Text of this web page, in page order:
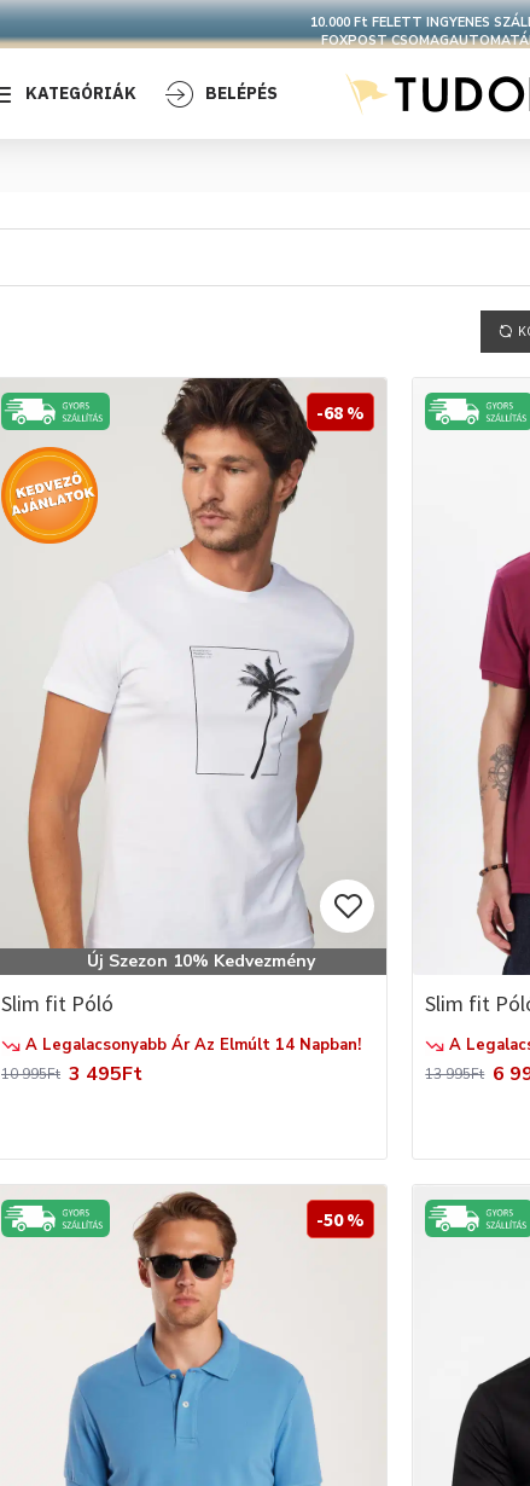
CSOMAGOD 24 ÓRÁN BELÜL
KATEGÓRIÁK BELÉPÉS
Új Szezon 10% Kedvezmény
-68 %
Slim fit Póló
A Legalacsonyabb Ár Az Elmúlt 14 Napban!
3 495Ft
10 995Ft
Slim fit
A
6
13 995Ft
-50 %